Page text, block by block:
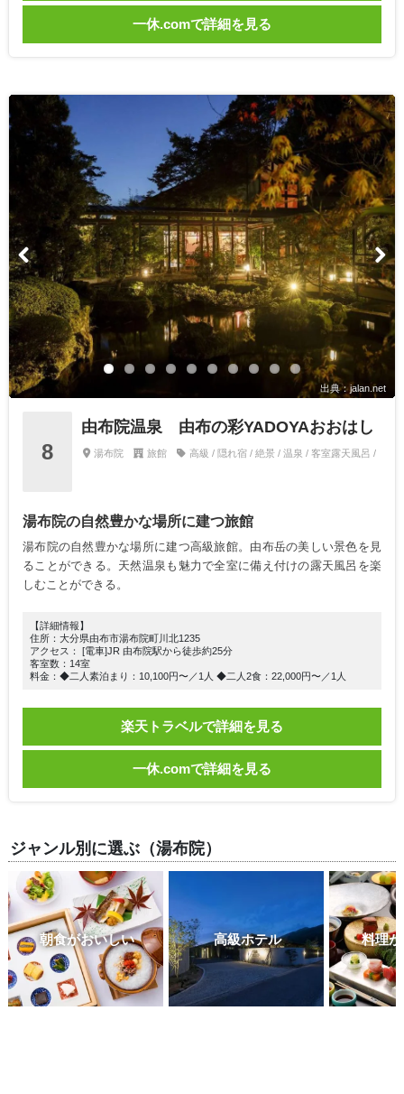
一休.comで詳細を見る
出典：jalan.net
8
由布院温泉 由布の彩YADOYAおおはし
湯布院 旅館 高級 / 隠れ宿 / 絶景 / 温泉 / 客室露天風呂 /
湯布院の自然豊かな場所に建つ旅館
湯布院の自然豊かな場所に建つ高級旅館。由布岳の美しい景色を見
ることができる。天然温泉も魅力で全室に備え付けの露天風呂を楽
しむことができる。
【詳細情報】
住所：大分県由布市湯布院町川北1235
アクセス： [電車]JR 由布院駅から徒歩約25分
客室数：14室
料金：◆二人素泊まり：10,100円〜／1人 ◆二人2食：22,000円〜／1人
楽天トラベルで詳細を見る
一休.comで詳細を見る
ジャンル別に選ぶ（湯布院）
朝食がおいしい 高級ホテル 料理